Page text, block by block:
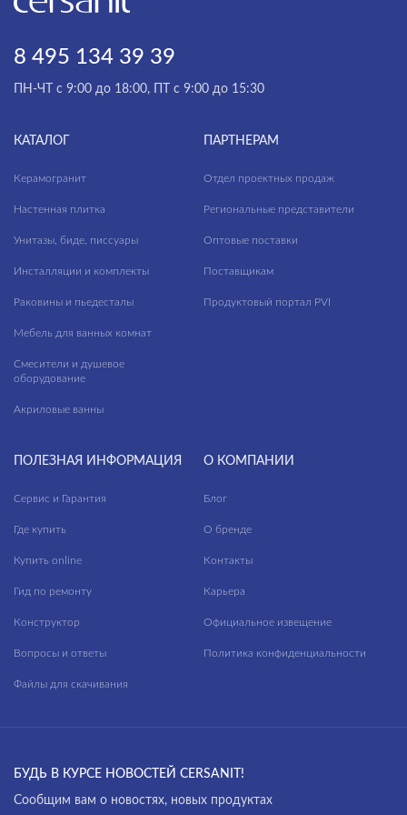
CITY
8 495 134 39 39
ПН-ЧТ с 9:00 до 18:00, ПТ с 9:00 до 15:30
КАТАЛОГ
Керамогранит
Настенная плитка
Унитазы, биде, писсуары
Инсталляции и комплекты
Раковины и пьедесталы
Мебель для ванных комнат
Смесители и душевое
оборудование
Акриловые ванны
ПАРТНЕРАМ
Отдел проектных продаж
Региональные представители
Оптовые поставки
Поставщикам
Продуктовый портал PVI
ПОЛЕЗНАЯ ИНФОРМАЦИЯ
Сервис и Гарантия
Где купить
Купить online
Гид по ремонту
Конструктор
Вопросы и ответы
Файлы для скачивания
О КОМПАНИИ
Блог
О бренде
Контакты
Карьера
Официальное извещение
Политика конфиденциальности
БУДЬ В КУРСЕ НОВОСТЕЙ CERSANIT!
Cообщим вам о новостях, новых продуктах